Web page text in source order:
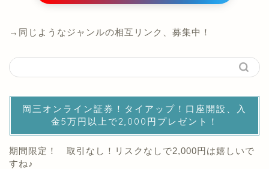
岡三オンライン証券！タイアップ！口座開設、入
期間限定！ 取引なし！リスクなしで2,000円は嬉しいで
すね♪